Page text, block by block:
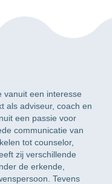
vanuit een interesse
als adviseur, coach en
een passie voor
communicatie van
tot counselor,
zij verschillende
de erkende,
Tevens